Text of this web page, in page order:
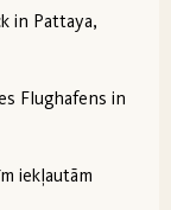
in Pattaya,
Flughafens in
iekļautām